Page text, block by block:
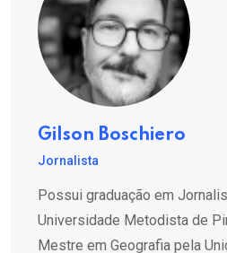
Gilson Boschiero
Jornalista
Possui graduação em
Universidade Metodista de
Mestre em Geografia pela